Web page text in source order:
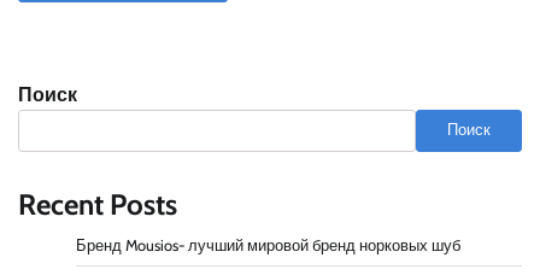
Поиск
Поиск
Recent Posts
Бренд Mousios- лучший мировой бренд норковых шуб